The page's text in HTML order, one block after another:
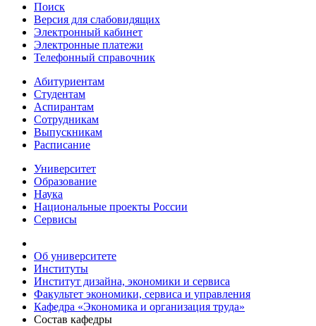
Поиск
Версия для слабовидящих
Электронный кабинет
Электронные платежи
Телефонный справочник
Абитуриентам
Студентам
Аспирантам
Сотрудникам
Выпускникам
Расписание
Университет
Образование
Наука
Национальные проекты России
Сервисы
Об университете
Институты
Институт дизайна, экономики и сервиса
Факультет экономики, сервиса и управления
Кафедра «Экономика и организация труда»
Состав кафедры